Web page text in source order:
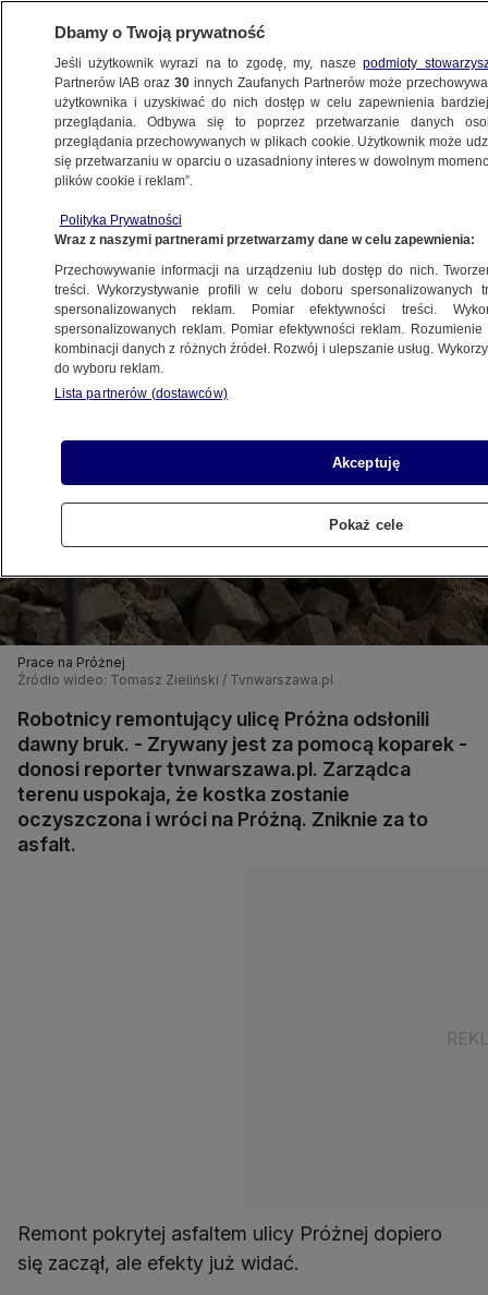
WARSZAWA
NAJNOWSZE
bruk
18.03.2014, 10:35
Udostępnij
Prace na Próżnej
Źródło wideo: Tomasz Zieliński / Tvnwarszawa.pl
Robotnicy remontujący ulicę Próżna odsłonili
dawny bruk. - Zrywany jest za pomocą koparek -
donosi reporter tvnwarszawa.pl. Zarządca
terenu uspokaja, że kostka zostanie
oczyszczona i wróci na Próżną. Zniknie za to
asfalt.
Remont pokrytej asfaltem ulicy Próżnej dopiero
się zaczął, ale efekty już widać.
Dbamy o Twoją prywatność
Jeśli użytkownik wyrazi na to zgodę, my, naszepodmioty
Partnerów IAB oraz30 innych Zaufanych Partnerów może
użytkownika i uzyskiwać do nich dostęp w celu zapewnienia
przeglądania. Odbywa się to poprzez przetwarzanie danych
przeglądania przechowywanych w plikach cookie. Użytkownik może
się przetwarzaniu w oparciu o uzasadniony interes w dowolnym
plików cookie i reklam”.
Polityka Prywatności
Wraz z naszymi partnerami przetwarzamy dane w celu zapewnienia:
Przechowywanie informacji na urządzeniu lub dostęp do nich.
treści. Wykorzystywanie profili w celu doboru spersonalizowanych
spersonalizowanych reklam. Pomiar efektywności treści.
spersonalizowanych reklam. Pomiar efektywności reklam.
kombinacji danych z różnych źródeł. Rozwój i ulepszanie usług.
do wyboru reklam.
Lista partnerów (dostawców)
Akceptuję
Pokaż cele